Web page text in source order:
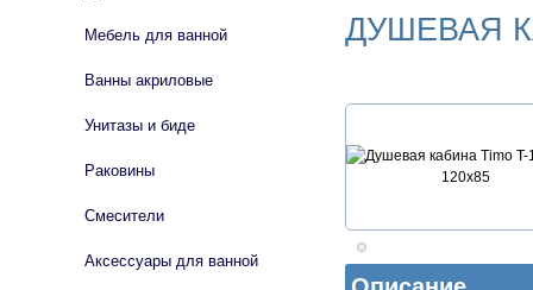
ДУШЕВАЯ
Мебель для ванной
Ванны акриловые
Унитазы и биде
Раковины
Смесители
Аксессуары для ванной